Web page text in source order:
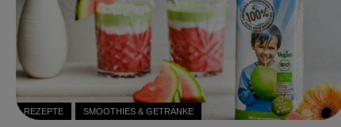
REZEPTE SMOOTHIES & GETRÄNKE